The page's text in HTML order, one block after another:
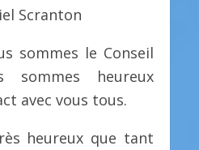
Scranton
sommes le Conseil
sommes heureux
avec vous tous.
heureux que tant